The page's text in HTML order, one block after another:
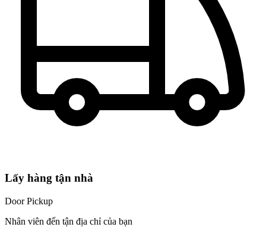
Lấy hàng tận nhà
Door Pickup
Nhân viên đến tận địa chỉ của bạn